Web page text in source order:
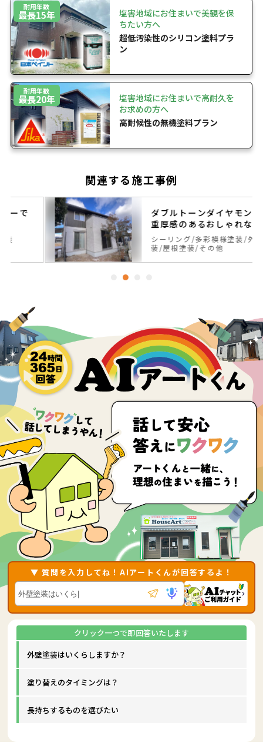
耐用年数
最長15年
塩害地域にお住まいで美観を保
ちたい方へ
超低汚染性のシリコン塗料プラ
ン
耐用年数
最長20年
塩害地域にお住まいで高耐久を
お求めの方へ
高耐候性の無機塗料プラン
関連する施工事例
ダブルトーンダイヤモンドで
重厚感のあるおしゃれなお住
まいへ
シーリング 多彩模様塗装 外壁塗
装 屋根塗装 その他
▼ 質問を入力してね！AIアートくんが回答するよ！
外壁塗装はいくらしますか？
塗り替えのタイミングは？
長持ちするものを選びたい